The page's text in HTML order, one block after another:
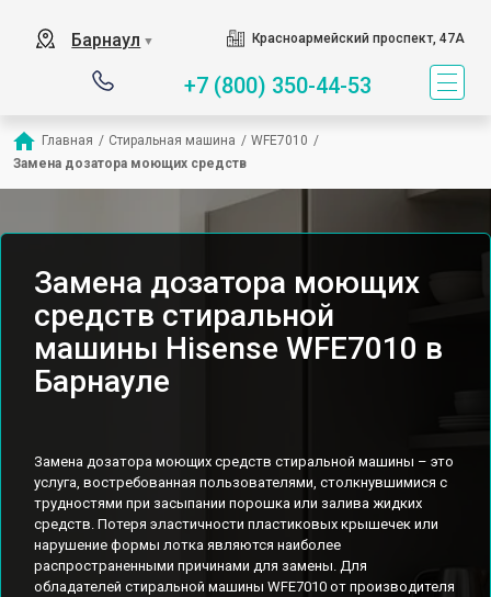
Барнаул ▼ Красноармейский проспект, 47А
+7 (800) 350-44-53
Главная / Стиральная машина / WFE7010 /
Замена дозатора моющих средств
Замена дозатора моющих
средств стиральной
машины Hisense WFE7010 в
Барнауле
Замена дозатора моющих средств стиральной машины – это
услуга, востребованная пользователями, столкнувшимися с
трудностями при засыпании порошка или залива жидких
средств. Потеря эластичности пластиковых крышечек или
нарушение формы лотка являются наиболее
распространенными причинами для замены. Для
обладателей стиральной машины WFE7010 от производителя